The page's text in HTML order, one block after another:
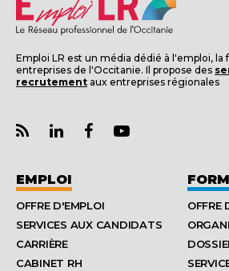
Emploi LR est un média dédié à l'emploi, la
entreprises de l'Occitanie. Il propose des
recrutement aux entreprises régionales
EMPLOI
OFFRE D'EMPLOI
SERVICES AUX CANDIDATS
CARRIÈRE
CABINET RH
OFFRE